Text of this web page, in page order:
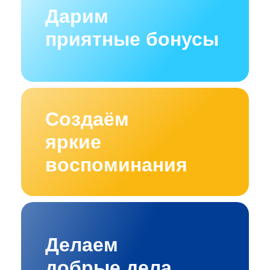
Дарим
приятные бонусы
Создаём
яркие
воспоминания
Делаем